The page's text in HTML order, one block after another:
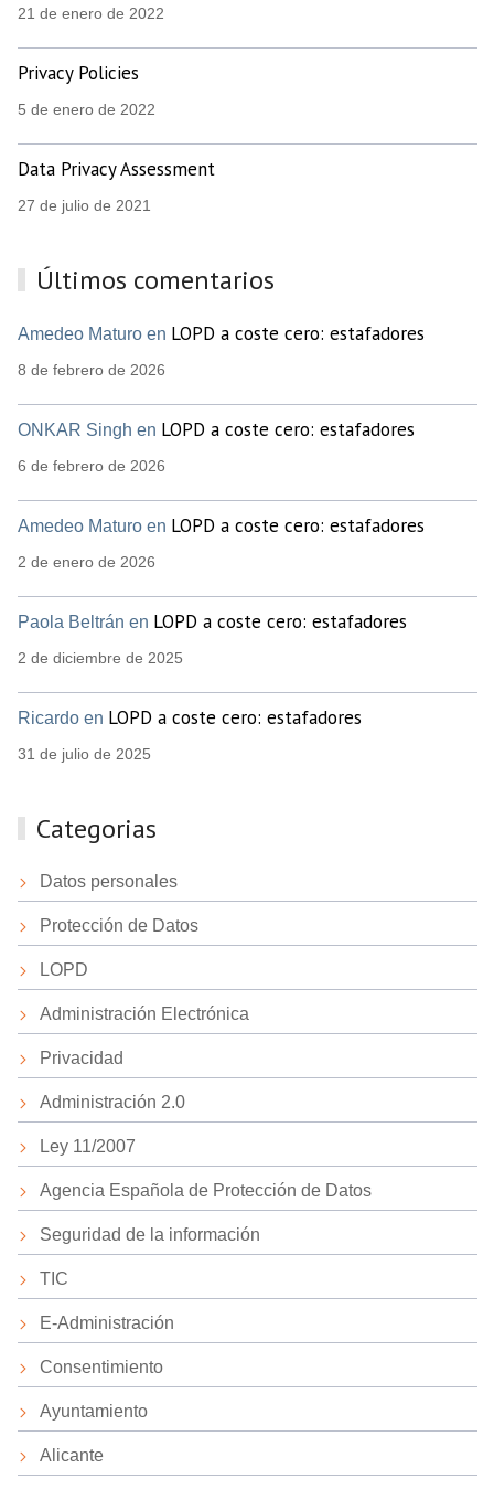
21 de enero de 2022
Privacy Policies
5 de enero de 2022
Data Privacy Assessment
27 de julio de 2021
Últimos comentarios
Amedeo Maturo en LOPD a coste cero: estafadores
8 de febrero de 2026
ONKAR Singh en LOPD a coste cero: estafadores
6 de febrero de 2026
Amedeo Maturo en LOPD a coste cero: estafadores
2 de enero de 2026
Paola Beltrán en LOPD a coste cero: estafadores
2 de diciembre de 2025
Ricardo en LOPD a coste cero: estafadores
31 de julio de 2025
Categorias
Datos personales
Protección de Datos
LOPD
Administración Electrónica
Privacidad
Administración 2.0
Ley 11/2007
Agencia Española de Protección de Datos
Seguridad de la información
TIC
E-Administración
Consentimiento
Ayuntamiento
Alicante